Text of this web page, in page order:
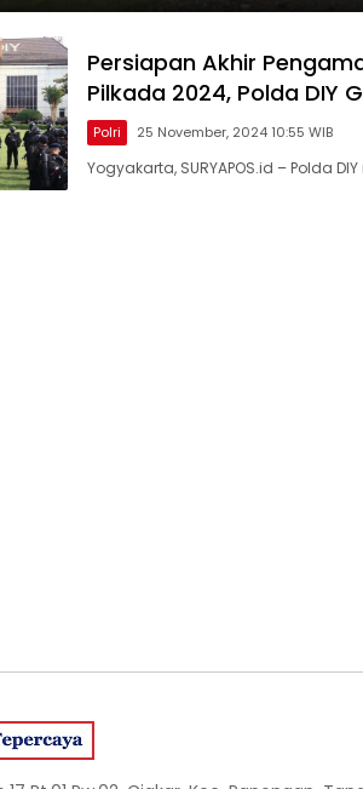
Persiapan Akhir
Pilkada 2024, Polda DIY
Polri 25 November, 2024 10:55 WIB
Yogyakarta, SURYAPOS.id – Polda